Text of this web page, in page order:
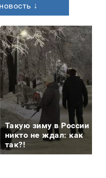
↓
Такую зиму в России
никто не ждал: как
так?!